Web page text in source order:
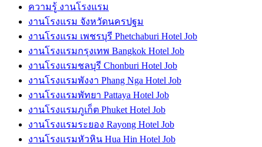
ความรู้ งานโรงแรม
งานโรงแรม จังหวัดนครปฐม
งานโรงแรม เพชรบุรี Phetchaburi Hotel Job
งานโรงแรมกรุงเทพ Bangkok Hotel Job
งานโรงแรมชลบุรี Chonburi Hotel Job
งานโรงแรมพังงา Phang Nga Hotel Job
งานโรงแรมพัทยา Pattaya Hotel Job
งานโรงแรมภูเก็ต Phuket Hotel Job
งานโรงแรมระยอง Rayong Hotel Job
งานโรงแรมหัวหิน Hua Hin Hotel Job